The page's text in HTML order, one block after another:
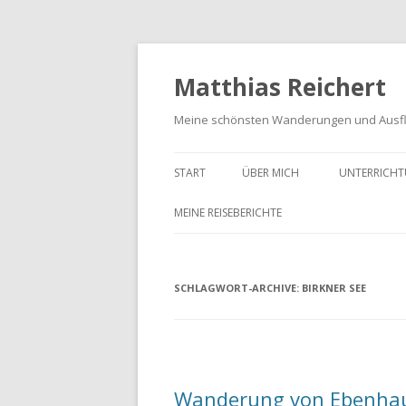
Matthias Reichert
Meine schönsten Wanderungen und
START ÜBER MICH
MEINE REISEBERICHTE
MEIN SCHWARZWALD URLAUB
SCHLAGWORT-ARCHIVE: BIRKNER SEE
Wanderung von